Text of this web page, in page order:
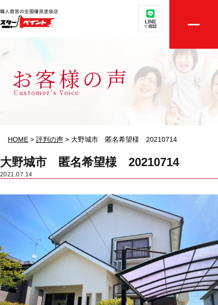
取扱メニュー
選ばれる理由
評判の声
ご相談・お見積り依頼
雨漏り診断
カラーシミュレーション
新着情報
お客様の声
Customer's Voice
HOME > 評判の声 > 大野城市 匿名希望様 20210714
大野城市 匿名希望様 20210714
2021.07.14